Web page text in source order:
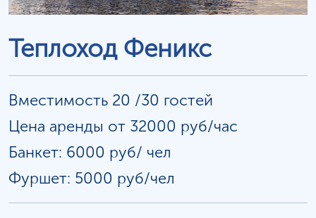
Теплоход Феникс
Вместимость 20 /30 гостей
Цена аренды от 32000 руб/час
Банкет: 6000 руб/ чел
Фуршет: 5000 руб/чел